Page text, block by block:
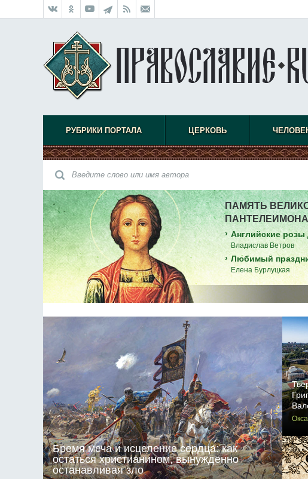
РУБРИКИ ПОРТАЛА ЦЕРКОВЬ
ПАМЯТЬ
ПАНТЕЛЕИМОНА
› Английские розы
Владислав Ветров
› Любимый
Елена Бурлуцкая
Бремя меча и исцеление сердца: как
остаться христианином, вынужденно
останавливая зло